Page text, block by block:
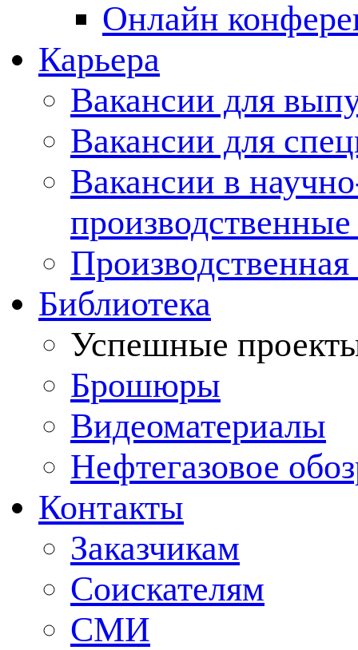
Онлайн
Карьера
Вакансии для
Вакансии для
Вакансии в
Производственная
Библиотека
Успешные
Брошюры
Видеоматериалы
Нефтегазовое
Контакты
Заказчикам
Соискателям
СМИ